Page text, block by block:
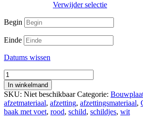
€5,00
Verwijder selectie
Begin
Einde
Datums wissen
Geleide
baak
rood/wit
(schildjes)
aantal
In winkelmand
SKU: Niet beschikbaar Categorie:
afzetmateriaal, afzetting, afzettingsmateriaal,
baak met voet, rood, schild, schildjes, wit